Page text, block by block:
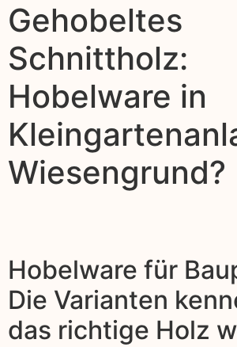
Gehobeltes
Schnittholz:
Hobelware in
Wiesengrund?
Hobelware für
Die Varianten
das richtige Holz